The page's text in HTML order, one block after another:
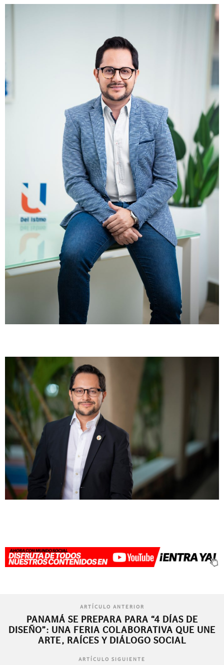
ARTÍCULO ANTERIOR
PANAMÁ SE PREPARA PARA “4 DÍAS DE
DISEÑO”: UNA FERIA COLABORATIVA QUE UNE
ARTE, RAÍCES Y DIÁLOGO SOCIAL
ARTÍCULO SIGUIENTE